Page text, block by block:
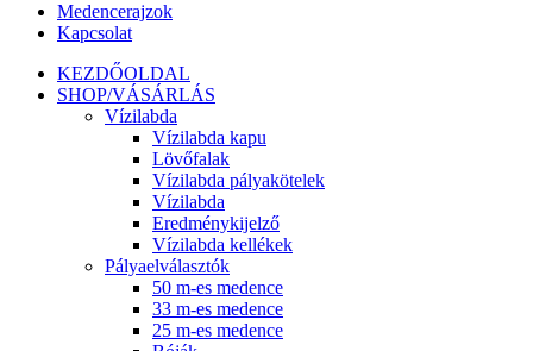
Medencerajzok
Kapcsolat
KEZDŐOLDAL
SHOP/VÁSÁRLÁS
Vízilabda
Vízilabda kapu
Lövőfalak
Vízilabda pályakötelek
Vízilabda
Eredménykijelző
Vízilabda kellékek
Pályaelválasztók
50 m-es medence
33 m-es medence
25 m-es medence